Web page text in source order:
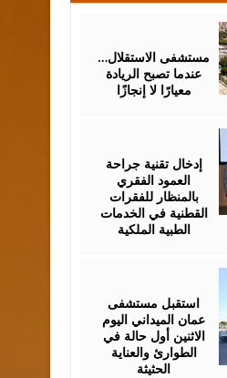
مستشفى الاستقلال…
عندما تصبح الريادة
معيارًا لا إنجازًا
إدخال تقنية جراحة
العمود الفقري
بالمنظار للفقرات
القطنية في الخدمات
الطبية الملكية
استقبل مستشفى
عمان الميداني اليوم
الاثنين أول حالة في
الطوارئ والعناية
الحثيثة